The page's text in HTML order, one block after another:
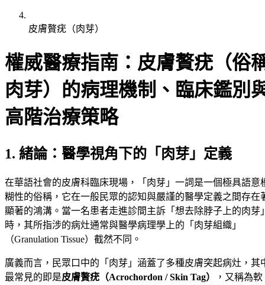
皮膚贅疣（肉芽）
權威醫療指南：皮膚贅疣（俗
肉芽）的病理機制、臨床鑑別
高階治療策略
1. 緒論：醫學視角下的「肉芽」定義
在華語社會的皮膚科臨床現場，「肉芽」一詞是一個極具語意
糊性的俗稱，它在一般民眾的認知與嚴謹的醫學定義之間存在
顯著的鴻溝。當一名患者走進診間主訴「想去除脖子上的肉芽
時，其所指涉的病灶通常與醫學病理學上的「肉芽組織」
（Granulation Tissue）截然不同。
廣義而言，民眾口中的「肉芽」涵蓋了多種皮膚突起病灶，其
最常見的即是皮膚贅疣（Acrochordon / Skin Tag）
，又稱為軟